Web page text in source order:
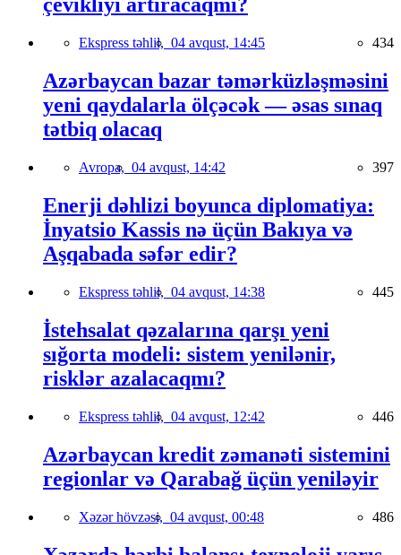
çevikliyi artıracaqmı?
Ekspress təhlil, 04 avqust, 14:45 434
Azərbaycan bazar təmərküzləşməsini
yeni qaydalarla ölçəcək — əsas sınaq
tətbiq olacaq
Avropa, 04 avqust, 14:42 397
Enerji dəhlizi boyunca diplomatiya:
İnyatsio Kassis nə üçün Bakıya və
Aşqabada səfər edir?
Ekspress təhlil, 04 avqust, 14:38 445
İstehsalat qəzalarına qarşı yeni
sığorta modeli: sistem yenilənir,
risklər azalacaqmı?
Ekspress təhlil, 04 avqust, 12:42 446
Azərbaycan kredit zəmanəti sistemini
regionlar və Qarabağ üçün yeniləyir
Xəzər hövzəsi, 04 avqust, 00:48 486